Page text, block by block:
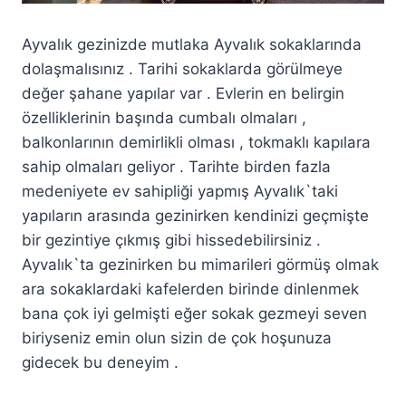
Ayvalık gezinizde mutlaka Ayvalık sokaklarında
dolaşmalısınız . Tarihi sokaklarda görülmeye
değer şahane yapılar var . Evlerin en belirgin
özelliklerinin başında cumbalı olmaları ,
balkonlarının demirlikli olması , tokmaklı kapılara
sahip olmaları geliyor . Tarihte birden fazla
medeniyete ev sahipliği yapmış Ayvalık`taki
yapıların arasında gezinirken kendinizi geçmişte
bir gezintiye çıkmış gibi hissedebilirsiniz .
Ayvalık`ta gezinirken bu mimarileri görmüş olmak
ara sokaklardaki kafelerden birinde dinlenmek
bana çok iyi gelmişti eğer sokak gezmeyi seven
biriyseniz emin olun sizin de çok hoşunuza
gidecek bu deneyim .